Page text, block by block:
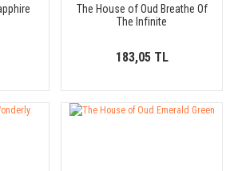
The House of Oud Breathe Of
The Infinite
183,05 TL